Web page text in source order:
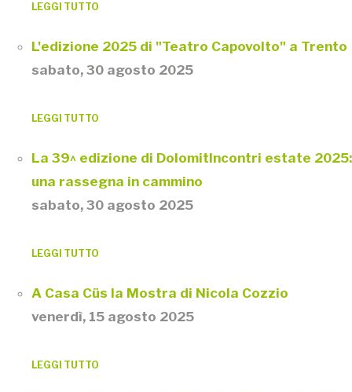
LEGGI TUTTO
L'edizione 2025 di "Teatro Capovolto" a Trento
sabato, 30 agosto 2025
LEGGI TUTTO
La 39^ edizione di DolomitIncontri estate 2025:
una rassegna in cammino
sabato, 30 agosto 2025
LEGGI TUTTO
A Casa Cüs la Mostra di Nicola Cozzio
venerdì, 15 agosto 2025
LEGGI TUTTO